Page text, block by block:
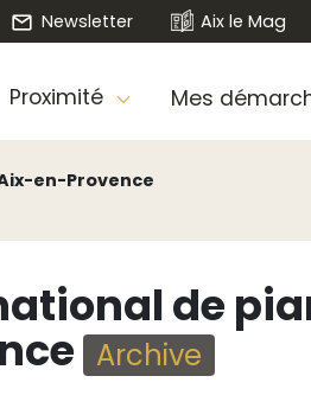
Newsletter Aix le Mag
Proximité Mes
en-Provence
de
Archive